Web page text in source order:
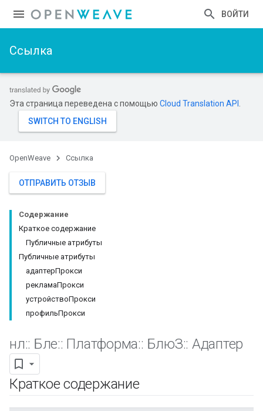
ВОЙТИ
Ссылка
Эта страница переведена с помощью Cloud Translation API
OpenWeave Ссылка
ОТПРАВИТЬ ОТЗЫВ
Содержание
Краткое содержание
Публичные атрибуты
Публичные атрибуты
адаптерПрокси
рекламаПрокси
устройствоПрокси
профильПрокси
нл:: Бле:: Платформа:: БлюЗ:: Адаптер
Краткое содержание